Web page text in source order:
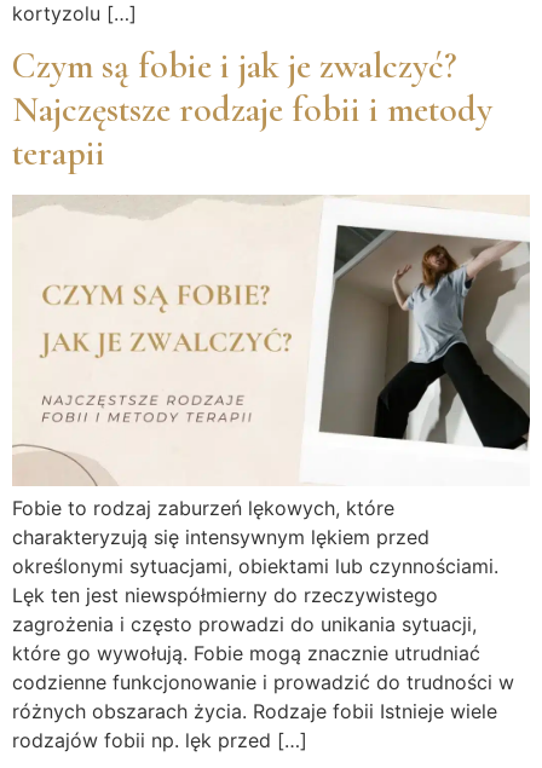
kortyzolu […]
Czym są fobie i jak je zwalczyć?
Najczęstsze rodzaje fobii i metody
terapii
Fobie to rodzaj zaburzeń lękowych, które
charakteryzują się intensywnym lękiem przed
określonymi sytuacjami, obiektami lub czynnościami.
Lęk ten jest niewspółmierny do rzeczywistego
zagrożenia i często prowadzi do unikania sytuacji,
które go wywołują. Fobie mogą znacznie utrudniać
codzienne funkcjonowanie i prowadzić do trudności w
różnych obszarach życia. Rodzaje fobii Istnieje wiele
rodzajów fobii np. lęk przed […]